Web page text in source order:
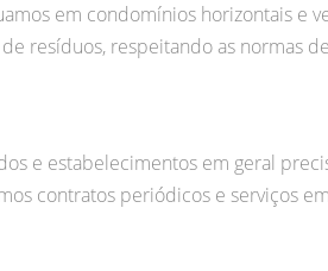
em condomínios horizontais e
resíduos, respeitando as normas
e estabelecimentos em geral
contratos periódicos e serviços